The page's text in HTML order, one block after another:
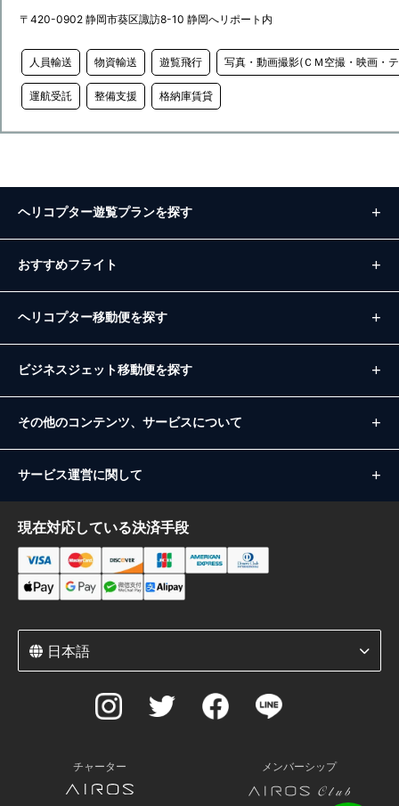
〒420-0902 静岡市葵区諏訪8-10 静岡へリポート内
人員輸送 物資輸送 遊覧飛行 写真・動画撮影(ＣＭ空撮・映画・
運航受託 整備支援 格納庫賃貸
ヘリコプター遊覧プランを探す
おすすめフライト
ヘリコプター移動便を探す
ビジネスジェット移動便を探す
その他のコンテンツ、サービスについて
サービス運営に関して
現在対応している決済手段
日本語
チャーター メンバーシップ